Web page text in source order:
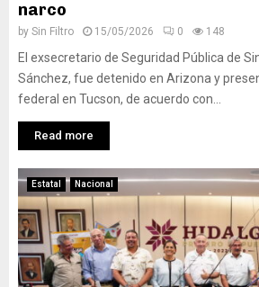
narco
by Sin Filtro 15/05/2026 0 148
El exsecretario de Seguridad Pública de
Sánchez, fue detenido en Arizona y
federal en Tucson, de acuerdo con...
Read more
Estatal Nacional